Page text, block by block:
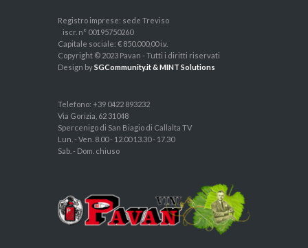
Registro imprese: sede Treviso
iscr. n° 00195750260
Capitale sociale: € 850.000,00 i.v.
Copyright © 2023 Pavan - Tutti i diritti riservati
Design bySGCommunity.it & MINT Solutions
Telefono: +39 0422 893232
Via Gorizia, 62 31048
Spercenigo di San Biagio di Callalta TV
Lun. - Ven. 8.00 - 12.00 13.30 - 17.30
Sab. - Dom. chiuso